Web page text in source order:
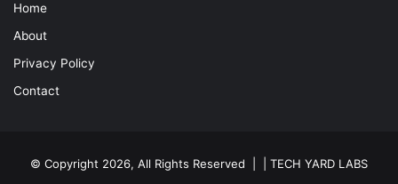
Home
About
Privacy Policy
Contact
© Copyright 2026, All Rights Reserved | | TECH YARD LABS